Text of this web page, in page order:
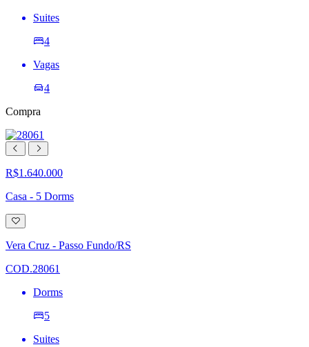
Suites
4
Vagas
4
Compra
R$1.640.000
Casa - 5 Dorms
Adicionar
à
lista
de
Vera Cruz - Passo Fundo/RS
COD.28061
Dorms
5
Suites